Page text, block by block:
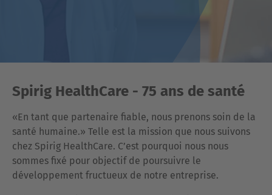
Spirig HealthCare - 75 ans de santé
«En tant que partenaire fiable, nous prenons soin de la
santé humaine.» Telle est la mission que nous suivons
chez Spirig HealthCare. C’est pourquoi nous nous
sommes fixé pour objectif de poursuivre le
développement fructueux de notre entreprise.